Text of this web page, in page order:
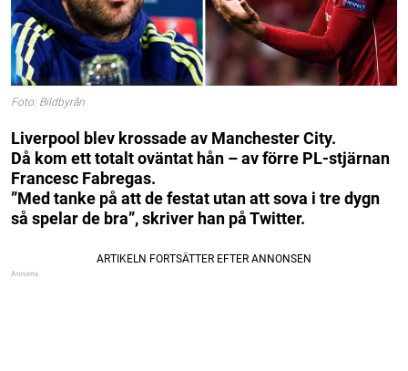
Foto: Bildbyrån
Liverpool blev krossade av Manchester City.
Då kom ett totalt oväntat hån – av förre PL-stjärnan
Francesc Fabregas.
”Med tanke på att de festat utan att sova i tre dygn
så spelar de bra”, skriver han på Twitter.